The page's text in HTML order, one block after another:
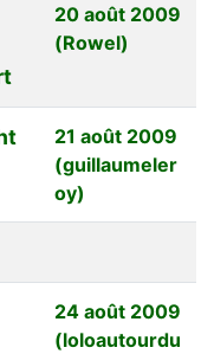
20 août 2009
(Rowel)
21 août 2009
(guillaumeler
oy)
24 août 2009
(loloautourdu